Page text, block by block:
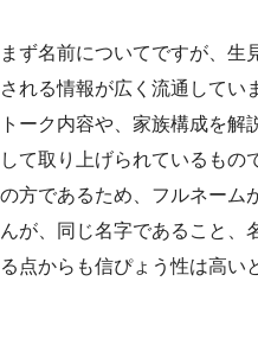
まず名前についてですが、生
される情報が広く流通してい
トーク内容や、家族構成を
して取り上げられているもの
の方であるため、フルネーム
んが、同じ名字であること、
る点からも信ぴょう性は高い